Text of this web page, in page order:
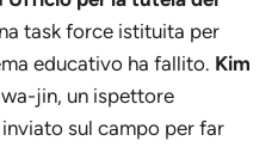
task force istituita per
educativo ha fallito. Kim
jin, un ispettore
sul campo per far